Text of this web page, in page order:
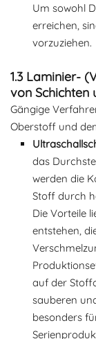
Um sowohl
erreichen,
vorzuziehen.
1.3 Laminier-
von Schichten
Gängige
Oberstoff und
das
werden die
Stoff durch
Die Vorteile
entstehen,
auf der
sauberen
besonders